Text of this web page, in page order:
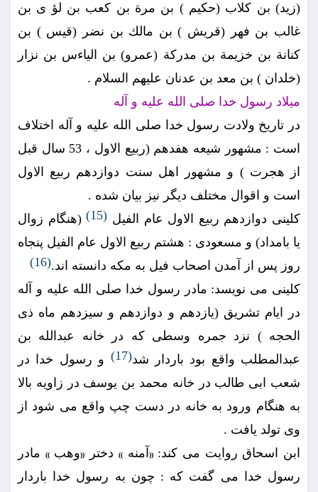
(زيد) بن كلاب (حكيم ) بن مرة بن كعب بن لؤ ى بن
غالب بن فهر (قريش ) بن مالك بن نضر (قيس ) بن
كنانة بن خزيمة بن مدركة (عمرو) بن الياءس بن نزار
(خلدان ) بن معد بن عدنان عليهم السلام .
ميلاد رسول خدا صلى الله عليه و آله
در تاريخ ولادت رسول خدا صلى الله عليه و آله اختلاف
است : مشهور شيعه هفدهم (ربيع الاول ، 53 سال قبل
از هجرت ) و مشهور اهل سنت دوازدهم ربيع الاول
است و اقوال مختلف ديگر نيز بيان شده .
كلينى دوازدهم ربيع الاول عام الفيل (15)
(هنگام زوال
يا بامداد) و مسعودى : هشتم ربيع الاول عام الفيل پنجاه
روز پس از آمدن اصحاب فيل به مكه دانسته اند.(16)
كلينى مى نويسد: مادر رسول خدا صلى الله عليه و آله
در ايام تشريق (يازدهم و دوازدهم و سيزدهم ماه ذى
الحجه ) نزد جمره وسطى كه در خانه عبدالله بن
عبدالمطلب واقع بود باردار شد(17)
و رسول خدا در
شعب ابى طالب در خانه محمد بن يوسف در زاويه بالا
به هنگام ورود به خانه در دست چپ واقع مى شود از
وى تولد يافت .
ابن اسحاق روايت مى كند:(( آمنه)) دختر ((وهب))
مادر
رسول خدا مى گفت كه : چون به رسول خدا باردار